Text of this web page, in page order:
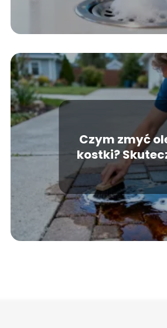
Czym zmyć
kostki?
domowe